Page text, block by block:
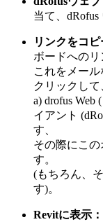
当て、dRofus
リンクをコ
ボードへのリ
これをメー
クリックして
a) drofus Web
イアント
す、
その際にこ
す。
(もちろん、
す)。
Revitに表示：